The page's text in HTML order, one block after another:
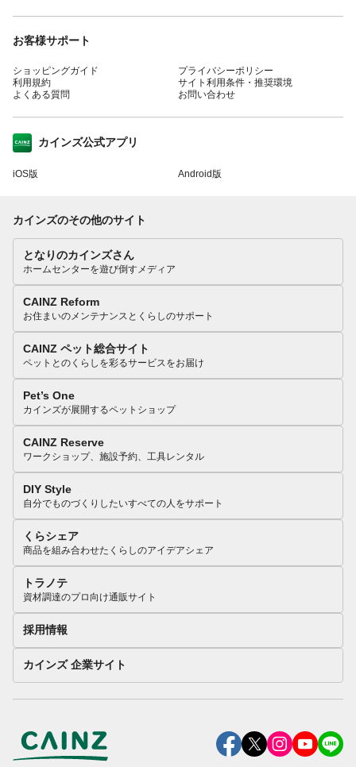
お客様サポート
ショッピングガイド
利用規約
よくある質問
プライバシーポリシー
サイト利用条件・推奨環境
お問い合わせ
カインズ公式アプリ
iOS版 Android版
カインズのその他のサイト
となりのカインズさん
ホームセンターを遊び倒すメディア
CAINZ Reform
お住まいのメンテナンスとくらしのサポート
CAINZ ペット総合サイト
ペットとのくらしを彩るサービスをお届け
Pet’s One
カインズが展開するペットショップ
CAINZ Reserve
ワークショップ、施設予約、工具レンタル
DIY Style
自分でものづくりしたいすべての人をサポート
くらシェア
商品を組み合わせたくらしのアイデアシェア
トラノテ
資材調達のプロ向け通販サイト
採用情報
カインズ 企業サイト